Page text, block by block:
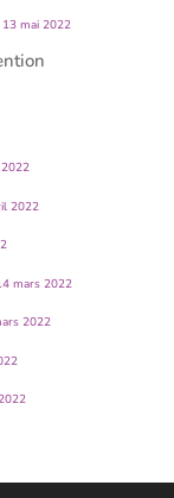
13 mai 2022
2022
mars 2022
2022